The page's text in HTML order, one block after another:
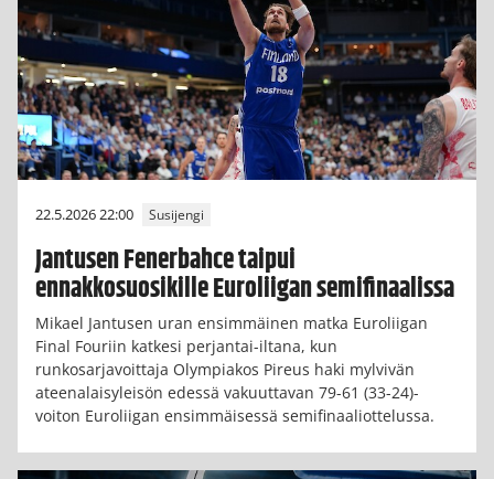
22.5.2026 22:00 Susijengi
Jantusen Fenerbahce taipui
ennakkosuosikille Euroliigan semifinaalissa
Mikael Jantusen uran ensimmäinen matka Euroliigan
Final Fouriin katkesi perjantai-iltana, kun
runkosarjavoittaja Olympiakos Pireus haki mylvivän
ateenalaisyleisön edessä vakuuttavan 79-61 (33-24)-
voiton Euroliigan ensimmäisessä semifinaaliottelussa.